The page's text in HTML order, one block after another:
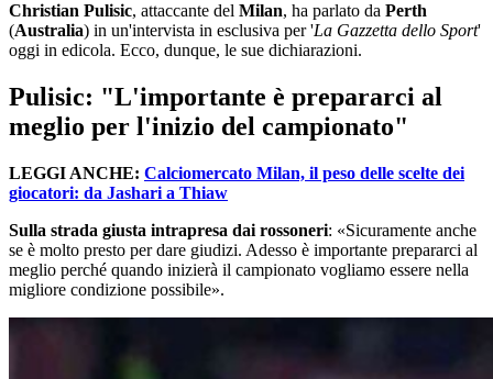
Christian Pulisic, attaccante del Milan, ha parlato da Perth
(Australia) in un'intervista in esclusiva per 'La Gazzetta dello Sport'
oggi in edicola. Ecco, dunque, le sue dichiarazioni.
Pulisic: "L'importante è prepararci al
meglio per l'inizio del campionato"
LEGGI ANCHE: Calciomercato Milan, il peso delle scelte dei
giocatori: da Jashari a Thiaw
Sulla strada giusta intrapresa dai rossoneri: «Sicuramente anche
se è molto presto per dare giudizi. Adesso è importante prepararci al
meglio perché quando inizierà il campionato vogliamo essere nella
migliore condizione possibile».